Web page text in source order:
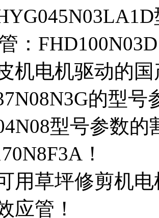
：
机电机驱动的
的型号
型号参数
！
用草坪修剪机电
应管！